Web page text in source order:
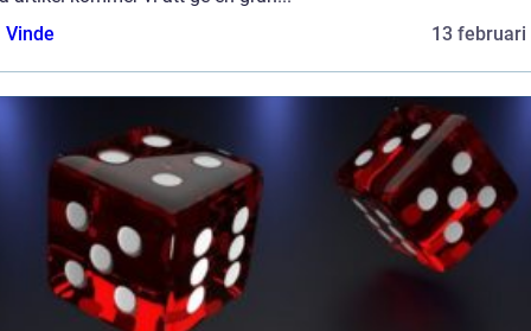
Vinde
13 februari